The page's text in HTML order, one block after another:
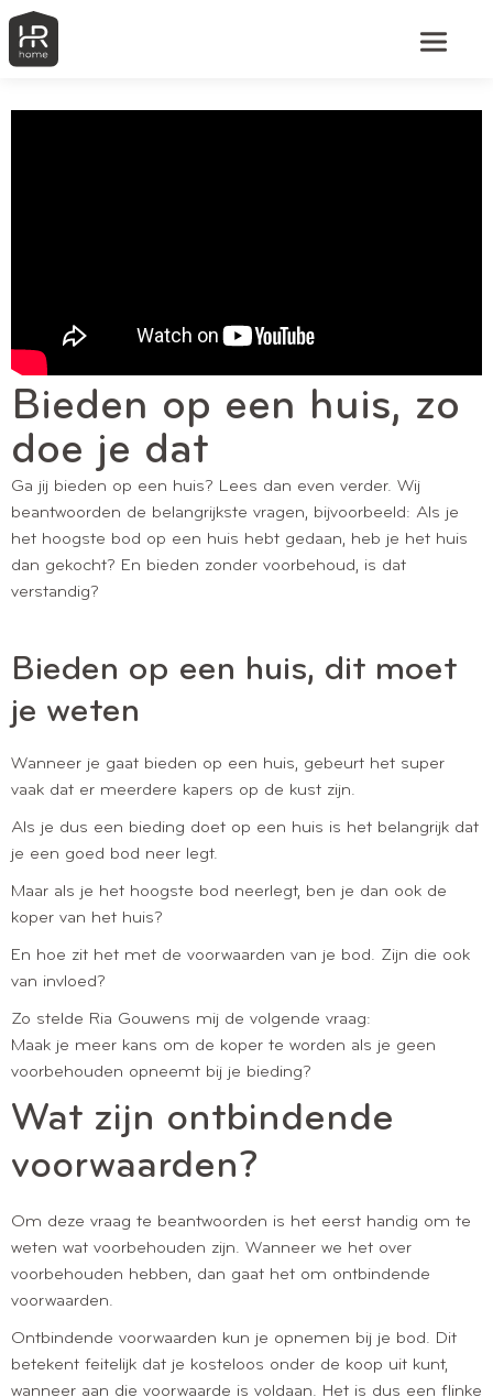
Bieden op een huis, zo
doe je dat
Ga jij bieden op een huis? Lees dan even verder. Wij
beantwoorden de belangrijkste vragen, bijvoorbeeld: Als je
het hoogste bod op een huis hebt gedaan, heb je het huis
dan gekocht? En bieden zonder voorbehoud, is dat
verstandig?
Bieden op een huis, dit moet
je weten
Wanneer je gaat bieden op een huis, gebeurt het super
vaak dat er meerdere kapers op de kust zijn.
Als je dus een bieding doet op een huis is het belangrijk dat
je een goed bod neer legt.
Maar als je het hoogste bod neerlegt, ben je dan ook de
koper van het huis?
En hoe zit het met de voorwaarden van je bod. Zijn die ook
van invloed?
Zo stelde Ria Gouwens mij de volgende vraag:
Maak je meer kans om de koper te worden als je geen
voorbehouden opneemt bij je bieding?
Wat zijn ontbindende
voorwaarden?
Om deze vraag te beantwoorden is het eerst handig om te
weten wat voorbehouden zijn. Wanneer we het over
voorbehouden hebben, dan gaat het om ontbindende
voorwaarden.
Ontbindende voorwaarden kun je opnemen bij je bod. Dit
betekent feitelijk dat je kosteloos onder de koop uit kunt,
wanneer aan die voorwaarde is voldaan. Het is dus een flinke